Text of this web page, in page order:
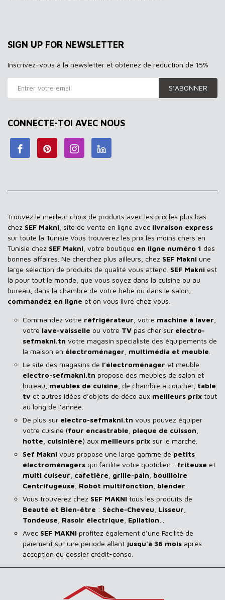
SIGN UP FOR NEWSLETTER
Inscrivez-vous à la newsletter et obtenez de réduction de 15%
S’ABONNER
CONNECTE-TOI AVEC NOUS
Trouvez le meilleur choix de produits avec les prix les plus bas
chez SEF Makni , site de vente en ligne avec livraison express
sur toute la Tunisie Vous trouverez les prix les moins chers en
Tunisie chez SEF Makni , votre boutique en ligne numéro 1 des
bonnes affaires. Ne cherchez plus ailleurs, chez SEF Makni une
large sélection de produits de qualité vous attend. SEF Makni est
là pour tout le monde, que vous soyez dans la cuisine ou au
bureau, dans la chambre de votre bébé ou dans le salon,
commandez en ligne et on vous livre chez vous.
Commandez votre réfrigérateur , votre machine à laver
votre lave-vaisselle ou votre TV pas cher sur electro-
sefmakni.tn votre magasin spécialiste des équipements de
la maison en électroménager multimédia et meuble
Le site des magasins de l’électroménager et meuble
electro-sefmakni.tn propose des meubles de salon et
bureau, meubles de cuisine , de chambre à coucher, table
tv et autres idées d’objets de déco aux meilleurs prix tout
au long de l’année.
De plus sur electro-sefmakni.tn vous pouvez équiper
votre cuisine (four encastrable plaque de cuisson
hotte cuisinière) aux meilleurs prix sur le marché.
Sef Makni vous propose une large gamme de petits
électroménagers qui facilite votre quotidien : friteuse et
multi cuiseur cafetière grille-pain bouilloire
Centrifugeuse Robot multifonction blender
Vous trouverez chez SEF MAKNI tous les produits de
Beauté et Bien-être : Sèche-Cheveu Lisseur
Tondeuse Rasoir électrique Epilation
Avec SEF MAKNI profitez également d’une Facilité de
paiement sur une période allant jusqu’à 36 mois après
acception du dossier crédit-conso.